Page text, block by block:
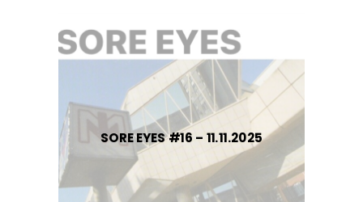
SORE EYES #16 – 11.11.2025